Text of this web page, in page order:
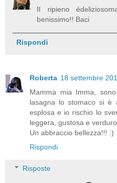
Il ripieno
benissimo!! Baci
Rispondi
Roberta 18 settembre
Mamma mia Imma,
lasagna lo stomaco si è
esplosa e io rischio lo
leggera, gustosa e
Un abbraccio bellezza!!! :)
Rispondi
Risposte